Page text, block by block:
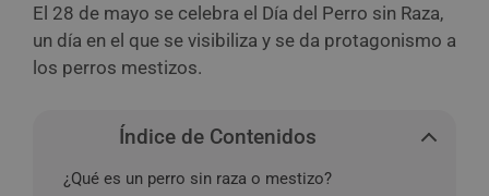
El 28 de mayo se celebra el Día del Perro sin Raza,
un día en el que se visibiliza y se da protagonismo a
los perros mestizos.
Índice de Contenidos
¿Qué es un perro sin raza o mestizo?